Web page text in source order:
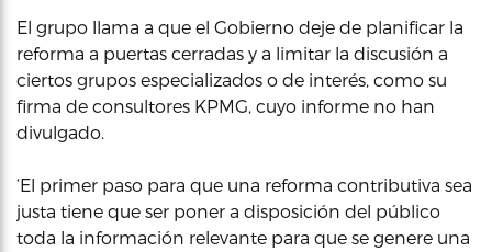
El grupo llama a que el Gobierno deje de planificar la
reforma a puertas cerradas y a limitar la discusión a
ciertos grupos especializados o de interés, como su
firma de consultores KPMG, cuyo informe no han
divulgado.
‘El primer paso para que una reforma contributiva sea
justa tiene que ser poner a disposición del público
toda la información relevante para que se genere una